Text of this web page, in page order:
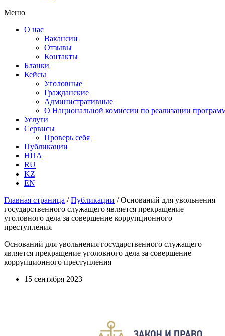
Меню
О нас
Вакансии
Отзывы
Контакты
Бланки
Кейсы
Уголовные
Гражданские
Административные
О Национальной комиссии по реализации
Услуги
Сервисы
Проверь себя
Публикации
НПА
RU
KZ
EN
Главная страница /Публикации /Оснований для увольнения
государственного служащего является прекращение
уголовного дела за совершение коррупционного
преступления
Оснований для увольнения государственного служащего
является прекращение уголовного дела за совершение
коррупционного преступления
15 сентября 2023